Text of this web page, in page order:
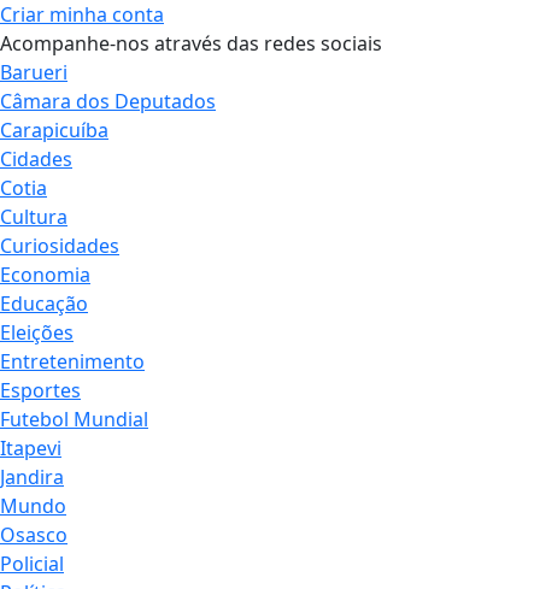
Criar minha conta
Acompanhe-nos através das redes sociais
Barueri
Câmara dos Deputados
Carapicuíba
Cidades
Cotia
Cultura
Curiosidades
Economia
Educação
Eleições
Entretenimento
Esportes
Futebol Mundial
Itapevi
Jandira
Mundo
Osasco
Policial